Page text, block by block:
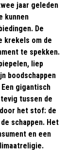
jaar geleden
kunnen
De
krekels om de
te spekken.
liep
boodschappen
gigantisch
tussen de
het stof: de
schappen. Het
en een